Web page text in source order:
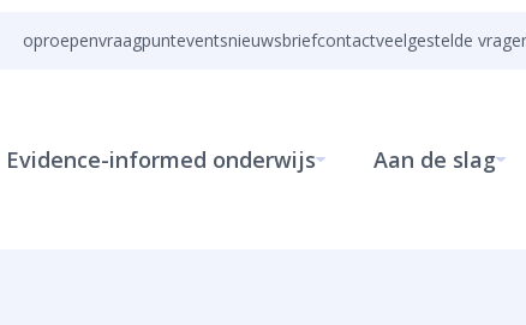
oproepenvraagpunteventsnieuwsbriefcontactveelgestelde
Evidence-informed onderwijs Aan de slag